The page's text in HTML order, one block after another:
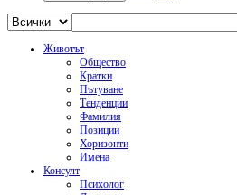
Животът
Общество
Кратки
Пътуване
Тенденции
Фамилия
Позиции
Хоризонти
Имена
Консулт
Психолог